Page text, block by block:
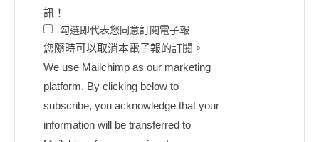
訊！
勾選即代表您同意訂閱電子報
您隨時可以取消本電子報的訂閱。
We use Mailchimp as our marketing
platform. By clicking below to
subscribe, you acknowledge that your
information will be transferred to